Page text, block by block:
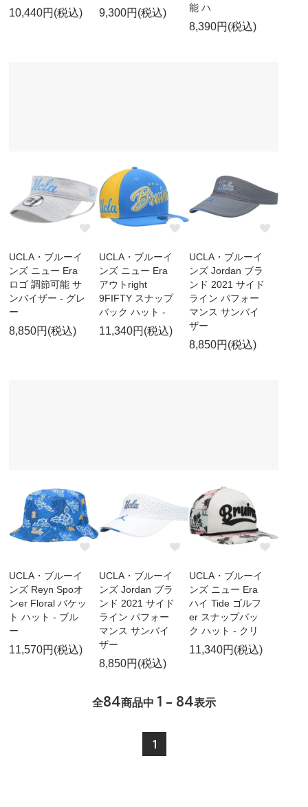
10,440円(税込) 9,300円(税込)
能 ハ
8,390円(税込)
UCLA・ブルーイ
ンズ ニュー Era
ロゴ 調節可能 サ
ンバイザー - グレ
ー
8,850円(税込)
UCLA・ブルーイ
ンズ ニュー Era
アウトright
9FIFTY スナップ
バック ハット -
11,340円(税込)
UCLA・ブルーイ
ンズ Jordan ブラ
ンド 2021 サイド
ライン パフォー
マンス サンバイ
ザー
8,850円(税込)
UCLA・ブルーイ
ンズ Reyn Spoオ
ンer Floral バケッ
ト ハット - ブル
ー
11,570円(税込)
UCLA・ブルーイ
ンズ Jordan ブラ
ンド 2021 サイド
ライン パフォー
マンス サンバイ
ザー
8,850円(税込)
UCLA・ブルーイ
ンズ ニュー Era
ハイ Tide ゴルフ
er スナップバッ
ク ハット - クリ
11,340円(税込)
全84商品中 1 - 84表示
1